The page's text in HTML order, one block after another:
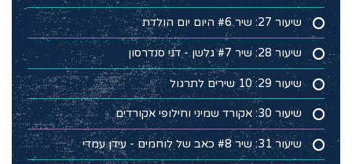
שיעור 27: שיר #6 היום יום הולדת
שיעור 28: שיר #7 גלשן - דני סנדרסון
שיעור 29: 10 שירים לתרגול
שיעור 30: אקורד שמיני וחילופי אקורדים
שיעור 31: שיר #8 כאב של לוחמים - עידן עמדי